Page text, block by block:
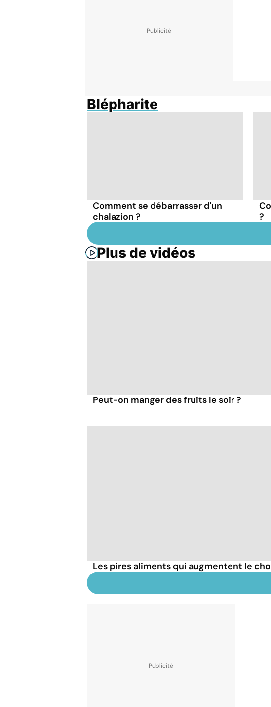
Blépharite
Comment se débarrasser d'un
chalazion ?
?
Plus de vidéos
Peut-on manger des fruits le soir ?
Les pires aliments qui augmentent le